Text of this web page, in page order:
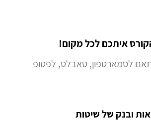
איתכם לכל מקום!
לסמארטפון, טאבלט, לפטופ
ובנק של שיטות